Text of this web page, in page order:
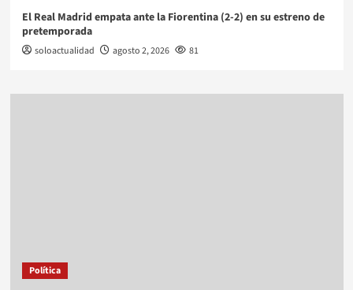
El Real Madrid empata ante la Fiorentina (2-2) en su estreno de
pretemporada
soloactualidad agosto 2, 2026 81
Política